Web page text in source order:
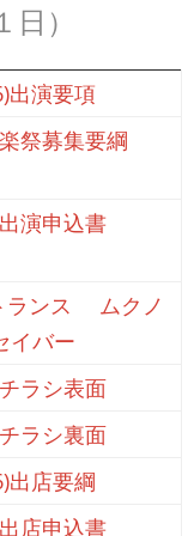
）
出演要項
祭募集要綱
演申込書
ランス ムクノ
イバー
ラシ表面
ラシ裏面
出店要綱
店申込書